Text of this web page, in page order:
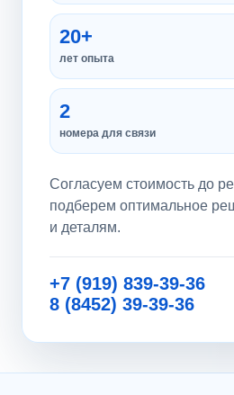
20+
лет опыта
2
номера для связи
Согласуем стоимость до
подберем оптимальное
и деталям.
+7 (919) 839-39-36
8 (8452) 39-39-36